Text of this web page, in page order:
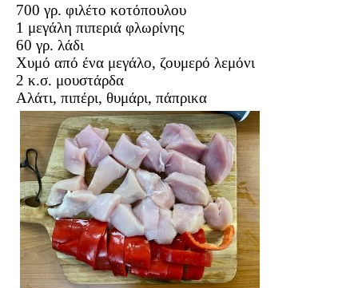
700 γρ. φιλέτο κοτόπουλου
1 μεγάλη πιπεριά φλωρίνης
60 γρ. λάδι
Χυμό από ένα μεγάλο, ζουμερό λεμόνι
2 κ.σ. μουστάρδα
Αλάτι, πιπέρι, θυμάρι, πάπρικα